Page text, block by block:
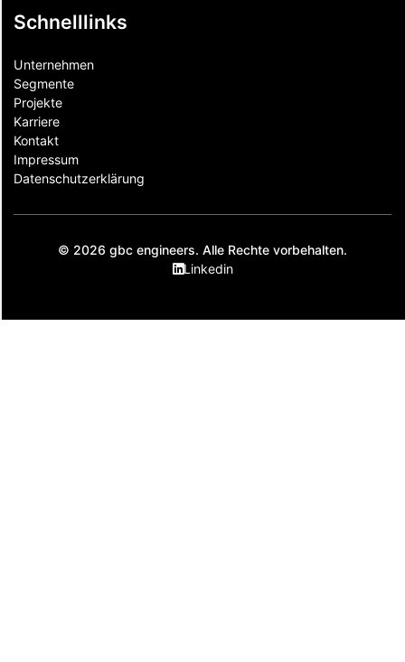
Schnelllinks
Unternehmen
Segmente
Projekte
Karriere
Kontakt
Impressum
Datenschutzerklärung
© 2026 gbc engineers. Alle Rechte vorbehalten.
Linkedin